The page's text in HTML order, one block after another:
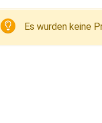
Es wurden keine